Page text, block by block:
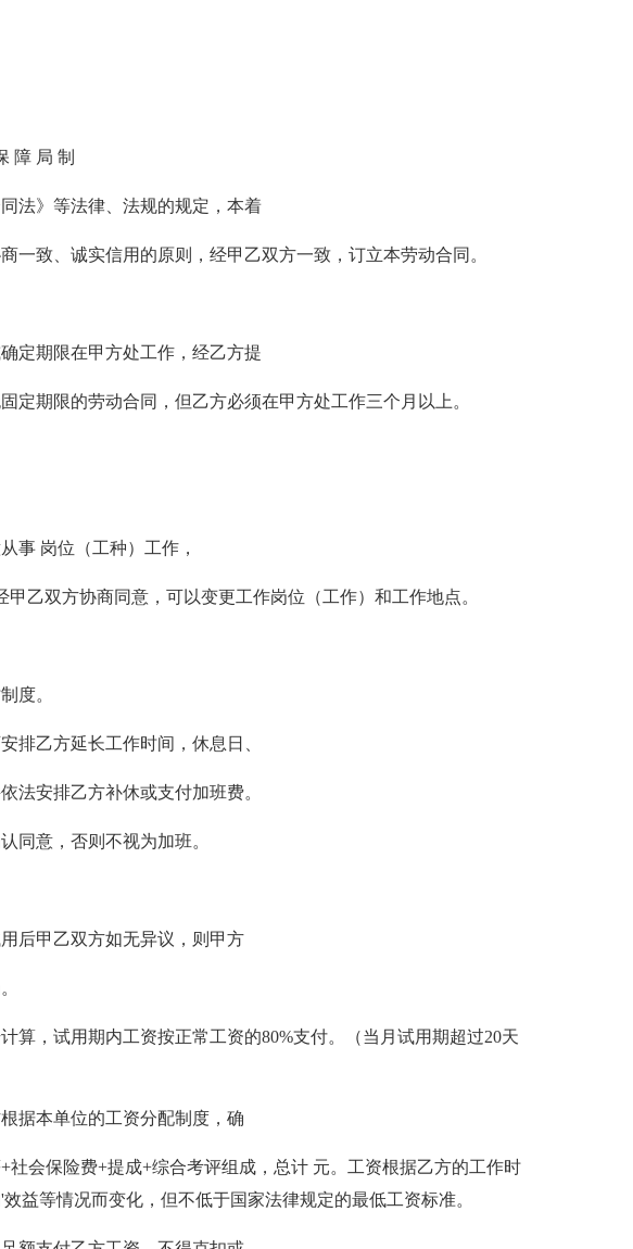
障 局 制
法》等法律、法规的规定，本着
一致、诚实信用的原则，经甲乙双方一致，订立本劳动合同。
定期限在甲方处工作，经乙方提
定期限的劳动合同，但乙方必须在甲方处工作三个月以上。
事 岗位（工种）工作，
乙双方协商同意，可以变更工作岗位（工作）和工作地点。
度。
排乙方延长工作时间，休息日、
法安排乙方补休或支付加班费。
同意，否则不视为加班。
后甲乙双方如无异议，则甲方
算，试用期内工资按正常工资的80%支付。（当月试用期超过20天
据本单位的工资分配制度，确
社会保险费+提成+综合考评组成，总计 元。工资根据乙方的工作时
益等情况而变化，但不低于国家法律规定的最低工资标准。